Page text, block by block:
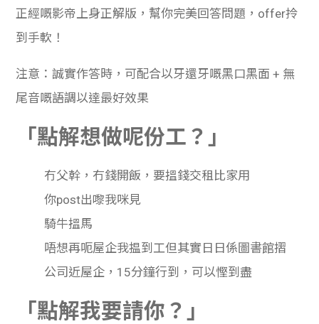
網上
貸款
校園
de
正經嘅影帝 上身正解版 ，幫你完美回答問題，offer拎
到手軟！
注意：誠實作答時，可配合以牙還牙嘅黑口黑面 + 無
尾音嘅語調以達最好效果
「點解想做呢份工？」
冇父幹，冇錢開飯，要搵錢交租比家用
你post出嚟我咪見
騎牛搵馬
唔想再呃屋企我揾到工但其實日日係圖書館摺
公司近屋企，15分鐘行到，可以慳到盡
「點解我要請你？」